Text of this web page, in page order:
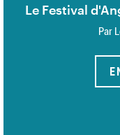
Le Festival
Par